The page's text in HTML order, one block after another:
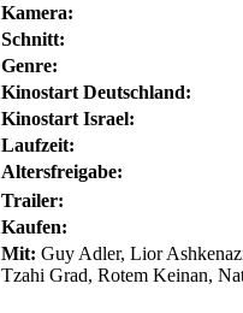
Kamera:
Schnitt:
Genre:
Kinostart Deutschland:
Kinostart Israel:
Laufzeit:
Altersfreigabe:
Trailer:
Kaufen:
Mit: Guy Adler, Lior
Tzahi Grad, Rotem Keinan,